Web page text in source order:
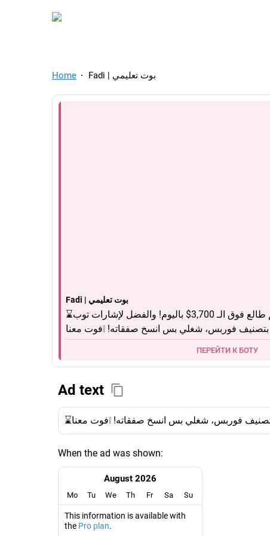
TelegramAds.com —
Home Fadi | بوت تعليمي
Fadi | بوت تعليمي
⌛️عشرين دقيقة بس وعم طالع فوق الـ 3,700$ باليوم! والفضل لإشارات توب
ПЕРЕЙТИ К БОТУ
Ad text
When the ad was shown:
August 2026
Mo Tu We Th Fr Sa Su
This information is available with
the Pro plan.